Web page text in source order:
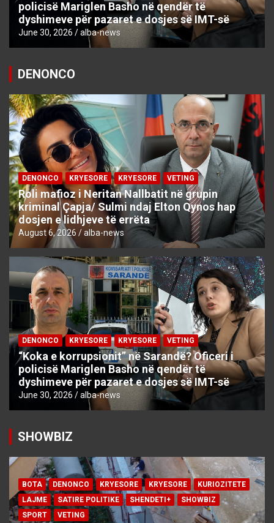
policisë Mariglen Basho në qendër të
dyshimeve për pazaret e dosjes së IMT-së
June 30, 2026 alba-news
DENONCO
DENONCO KRYESORE KRYESORE VETING
Roli mafioz i Neritan Nallbatit në grupin
kriminal Çapja/ Sulmi ndaj Elton Qynos hap
dosjen e lidhjeve të errëta
August 6, 2026 alba-news
DENONCO KRYESORE KRYESORE VETING
“Koka e korrupsionit” në Sarandë? Oficeri i
policisë Mariglen Basho në qendër të
dyshimeve për pazaret e dosjes së IMT-së
June 30, 2026 alba-news
SHOWBIZ
BOTA DENONCO KRYESORE KRYESORE
KURIOZITETE
LAJME
SATIRE POLITIKE SHENDETI+
SHOWBIZ
SPORT
VETING